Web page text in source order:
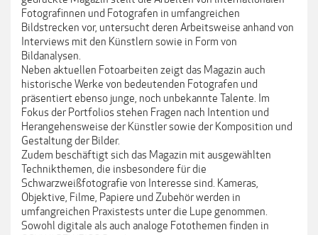
Fotografinnen und Fotografen in umfangreichen
Bildstrecken vor, untersucht deren Arbeitsweise anhand von
Interviews mit den Künstlern sowie in Form von
Bildanalysen.
Neben aktuellen Fotoarbeiten zeigt das Magazin auch
historische Werke von bedeutenden Fotografen und
präsentiert ebenso junge, noch unbekannte Talente. Im
Fokus der Portfolios stehen Fragen nach Intention und
Herangehensweise der Künstler sowie der Komposition und
Gestaltung der Bilder.
Zudem beschäftigt sich das Magazin mit ausgewählten
Technikthemen, die insbesondere für die
Schwarzweißfotografie von Interesse sind. Kameras,
Objektive, Filme, Papiere und Zubehör werden in
umfangreichen Praxistests unter die Lupe genommen.
Sowohl digitale als auch analoge Fotothemen finden in